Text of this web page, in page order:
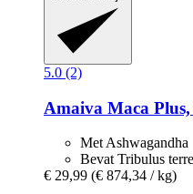
5.0 (2)
Amaiva Maca Plus,
Met Ashwagandha
Bevat Tribulus
€ 29,99 (€ 874,34 / kg)